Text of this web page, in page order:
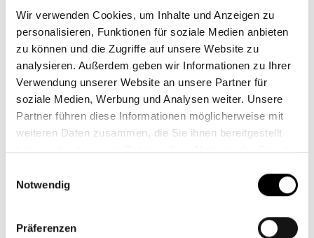
Wir verwenden Cookies, um Inhalte und Anzeigen zu
personalisieren, Funktionen für soziale Medien anbieten
zu können und die Zugriffe auf unsere Website zu
analysieren. Außerdem geben wir Informationen zu Ihrer
Verwendung unserer Website an unsere Partner für
soziale Medien, Werbung und Analysen weiter. Unsere
Partner führen diese Informationen möglicherweise mit
weiteren Daten zusammen, die Sie ihnen bereitgestellt
haben oder die sie im Rahmen Ihrer Nutzung der Dienste
Notwendig
Präferenzen
Markenherstellern mittlerweile mit
Aufstellbedingungen zurechtkommen, die nicht
optimal sind. Das betrifft sowohl den Winkel, in dem
das Modul montiert wird, als auch die
Himmelsrichtung.
Ein weiterer Vorteil von Balkonkraftwerken: Diese
sind recht einfach zu montieren, meist auch ohne
Fachbetrieb. Eine Anmeldung bei der
Bundesnetzagentur und dem Netzbetreiber ist
(derzeit noch) erforderlich. Die Dichte an Regelungen,
viele Menschen abgeschreckt. Hier waren die